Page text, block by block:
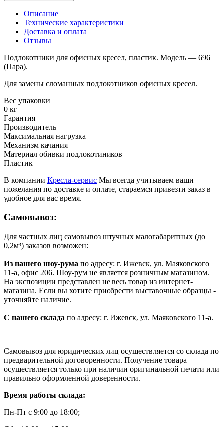
Описание
Технические характеристики
Доставка и оплата
Отзывы
Подлокотники для офисных кресел, пластик. Модель — 696
(Пара).
Для замены сломанных подлокотников офисных кресел.
Вес упаковки
0 кг
Гарантия
Производитель
Максимальная нагрузка
Механизм качания
Материал обивки подлокотиников
Пластик
В компании Кресла-сервис Мы всегда учитываем ваши
пожелания по доставке и оплате, стараемся привезти заказ в
удобное для вас время.
Cамовывоз:
Для частных лиц самовывоз штучных малогабаритных (до
0,2м³) заказов возможен:
Из нашего шоу-рума по адресу: г. Ижевск, ул. Маяковского
11-а, офис 206. Шоу-рум не является розничным магазином.
На экспозиции представлен не весь товар из интернет-
магазина. Если вы хотите приобрести выставочные образцы -
уточняйте наличие.
С нашего склада по адресу: г. Ижевск, ул. Маяковского 11-а.
Самовывоз для юридических лиц осуществляется со склада по
предварительной договоренности. Получение товара
осуществляется только при наличии оригинальной печати или
правильно оформленной доверенности.
Время работы склада:
Пн-Пт с 9:00 до 18:00;